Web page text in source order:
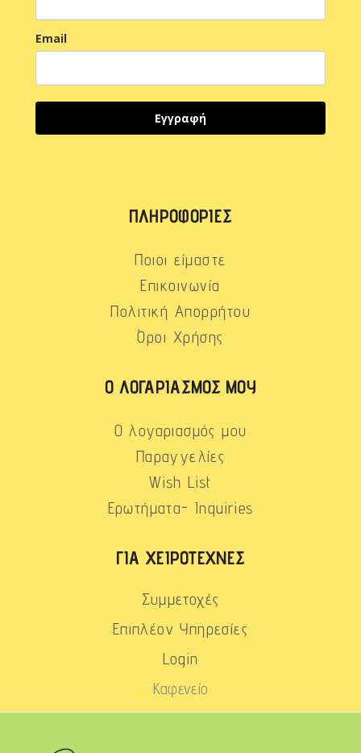
Email
Εγγραφή
ΠΛΗΡΟΦΟΡΊΕΣ
Ποιοι είμαστε
Επικοινωνία
Πολιτική Απορρήτου
Όροι Χρήσης
Ο ΛΟΓΑΡΙΑΣΜΌΣ ΜΟΥ
Ο λογαριασμός μου
Παραγγελίες
Wish List
Ερωτήματα- Inquiries
ΓΙΑ ΧΕΙΡΟΤΈΧΝΕΣ
Συμμετοχές
Επιπλέον Υπηρεσίες
Login
Καφενείο